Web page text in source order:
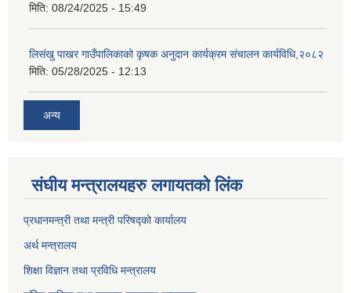
मिति: 08/24/2025 - 15:49
लिसंखु पाखर गाउँपालिकाको कृषक अनुदान कार्यक्रम संचालन कार्यविधि,२०८२
मिति: 05/28/2025 - 12:13
अन्य
संघीय मन्त्रालयहरु लगायतको लिंक
प्रधानमन्त्री तथा मन्त्री परिषद्को कार्यालय
अर्थ मन्त्रालय
शिक्षा विज्ञान तथा प्रविधि मन्त्रालय